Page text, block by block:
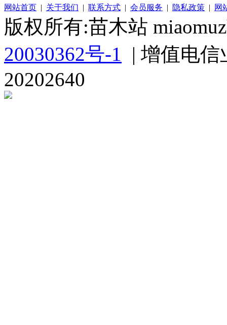
网站首页 | 关于我们 | 联系方式 | 会员服务 | 隐私政策 | 网
版权所有:苗木站
20030362号-1 | 增值电
20202640